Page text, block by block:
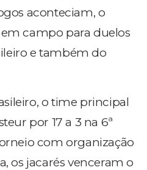
aconteciam, o
campo para duelos
e também do
o time principal
por 17 a 3 na 6ª
com organização
os jacarés venceram o